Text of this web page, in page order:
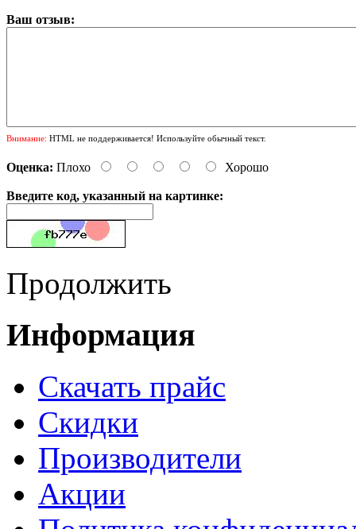
Ваш отзыв:
Внимание: HTML не поддерживается! Используйте обычный текст.
Оценка: Плохо Хорошо
Введите код, указанный на картинке:
Продолжить
Информация
Cкачать прайс
Скидки
Производители
Акции